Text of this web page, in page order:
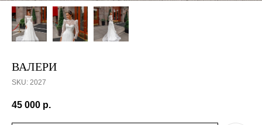
ВАЛЕРИ
SKU: 2027
45 000 р.